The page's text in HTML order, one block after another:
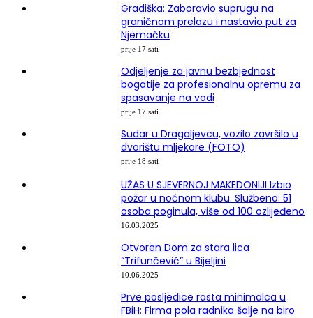
Gradiška: Zaboravio suprugu na
graničnom prelazu i nastavio put za
Njemačku
prije 17 sati
Odjeljenje za javnu bezbjednost
bogatije za profesionalnu opremu za
spasavanje na vodi
prije 17 sati
Sudar u Dragaljevcu, vozilo završilo u
dvorištu mljekare (FOTO)
prije 18 sati
UŽAS U SJEVERNOJ MAKEDONIJI Izbio
požar u noćnom klubu. Službeno: 51
osoba poginula, više od 100 ozlijeđeno
16.03.2025
Otvoren Dom za stara lica
“Trifunčević” u Bijeljini
10.06.2025
Prve posljedice rasta minimalca u
FBiH: Firma pola radnika šalje na biro